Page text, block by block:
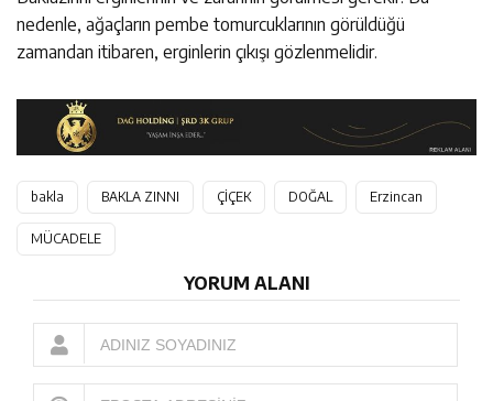
nedenle, ağaçların pembe tomurcuklarının görüldüğü
zamandan itibaren, erginlerin çıkışı gözlenmelidir.
bakla BAKLA ZINNI ÇİÇEK DOĞAL Erzincan
MÜCADELE
YORUM ALANI